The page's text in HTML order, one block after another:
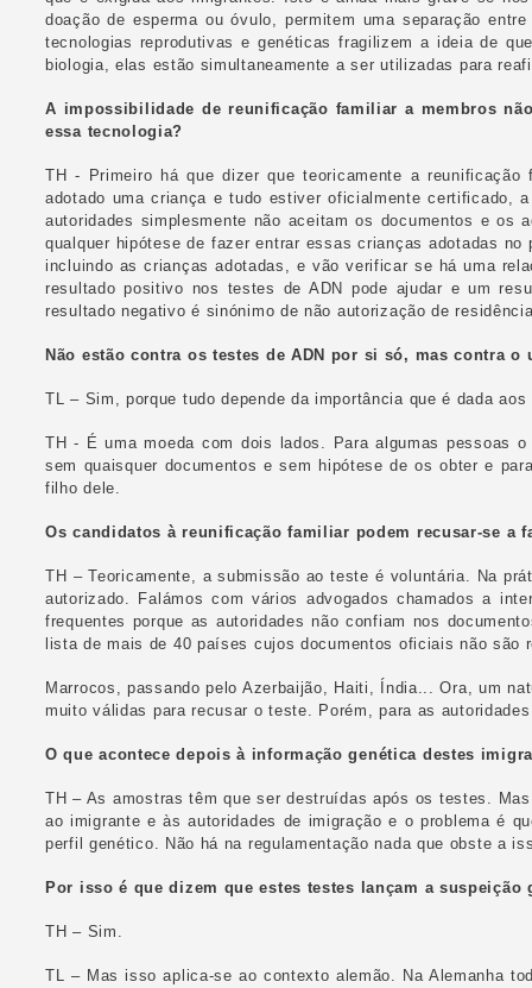
doação de esperma ou óvulo, permitem uma separação
tecnologias reprodutivas e genéticas fragilizem a ideia de
biologia, elas estão simultaneamente a ser utilizadas para
A impossibilidade de reunificação familiar a membros
essa tecnologia?
TH - Primeiro há que dizer que teoricamente a
adotado uma criança e tudo estiver oficialmente certificado,
autoridades simplesmente não aceitam os documentos e os
qualquer hipótese de fazer entrar essas crianças adotadas
incluindo as crianças adotadas, e vão verificar se há uma
resultado positivo nos testes de ADN pode ajudar e um
resultado negativo é sinónimo de não autorização de
Não estão contra os testes de ADN por si só, mas contra
TL – Sim, porque tudo depende da importância que é dada
TH - É uma moeda com dois lados. Para algumas pessoas
sem quaisquer documentos e sem hipótese de os obter e
filho dele.
Os candidatos à reunificação familiar podem recusar-se a
TH – Teoricamente, a submissão ao teste é voluntária. Na
autorizado. Falámos com vários advogados chamados a
frequentes porque as autoridades não confiam nos
lista de mais de 40 países cujos documentos oficiais não
Marrocos, passando pelo Azerbaijão, Haiti, Índia... Ora, um
muito válidas para recusar o teste. Porém, para as
O que acontece depois à informação genética destes
TH – As amostras têm que ser destruídas após os testes.
ao imigrante e às autoridades de imigração e o problema é
perfil genético. Não há na regulamentação nada que obste a
Por isso é que dizem que estes testes lançam a
TH – Sim.
TL – Mas isso aplica-se ao contexto alemão. Na Alemanha